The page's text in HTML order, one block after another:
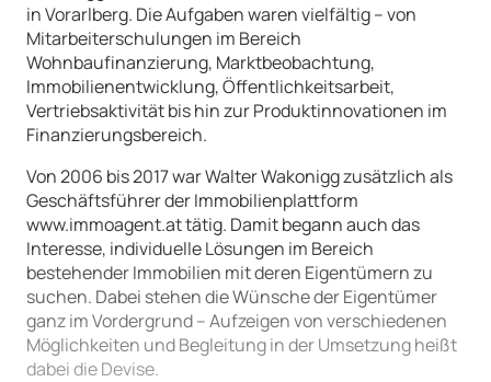
Nachricht
Senden
in Vorarlberg. Die Aufgaben waren vielfältig – von
Mitarbeiterschulungen im Bereich
Wohnbaufinanzierung, Marktbeobachtung,
Immobilienentwicklung, Öffentlichkeitsarbeit,
Vertriebsaktivität bis hin zur Produktinnovationen im
Finanzierungsbereich.
Von 2006 bis 2017 war Walter Wakonigg zusätzlich als
Geschäftsführer der Immobilienplattform
www.immoagent.at tätig. Damit begann auch das
Interesse, individuelle Lösungen im Bereich
bestehender Immobilien mit deren Eigentümern zu
suchen. Dabei stehen die Wünsche der Eigentümer
ganz im Vordergrund – Aufzeigen von verschiedenen
Möglichkeiten und Begleitung in der Umsetzung heißt
dabei die Devise.